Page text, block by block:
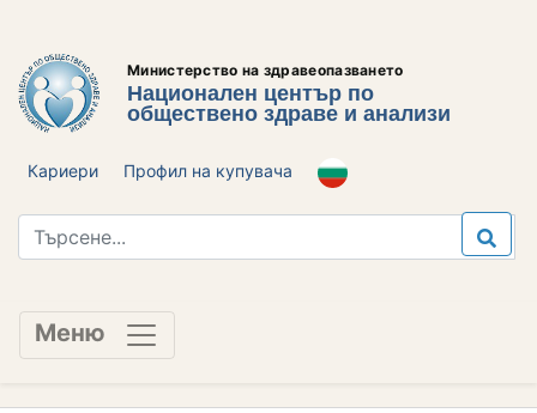
Министерство на здравеопазването
Национален център по
обществено здраве и анализи
Кариери Профил на купувача
Меню